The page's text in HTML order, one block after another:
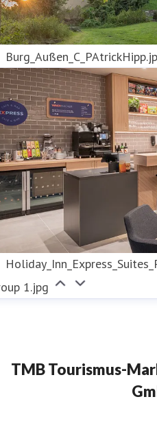
1.jpg
TMB Tourismus-